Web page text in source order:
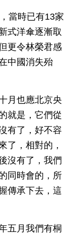
當時已有13家
式洋傘逐漸取
更令林榮君感
中國消失殆
月也應北京央
就是，它們從
有了，好不容
了，相對的，
沒有了，我們
同時會的，所
傳承下去，這
五月我們有桐